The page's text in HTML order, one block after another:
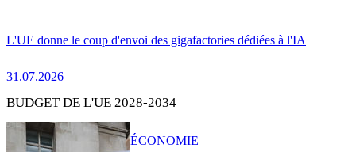
L'UE donne le coup d'envoi des gigafactories dédiées à l'IA
31.07.2026
BUDGET DE L'UE 2028-2034
ÉCONOMIE